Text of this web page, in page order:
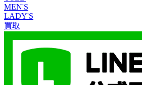
MEN'S
LADY'S
買取